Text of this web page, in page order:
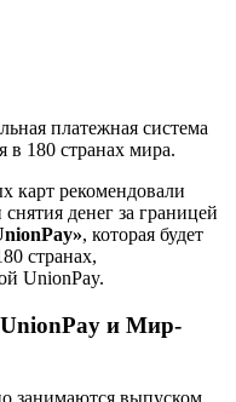
платежная система
в 180 странах мира.
карт рекомендовали
денег за границей
, которая будет
странах,
UnionPay.
и Мир-